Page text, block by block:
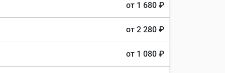
от 1 680 ₽
от 2 280 ₽
от 1 080 ₽